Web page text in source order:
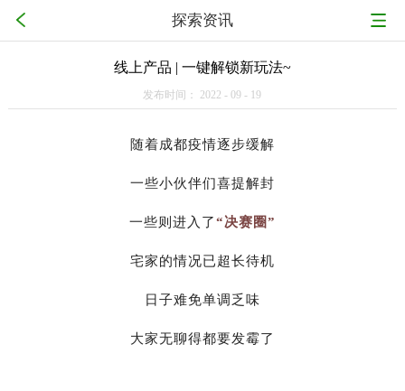
探索资讯
线上产品 | 一键解锁新玩法~
发布时间： 2022 - 09 - 19
随着成都疫情逐步缓解
一些小伙伴们喜提解封
一些则进入了“决赛圈”
宅家的情况已超长待机
日子难免单调乏味
大家无聊得都要发霉了